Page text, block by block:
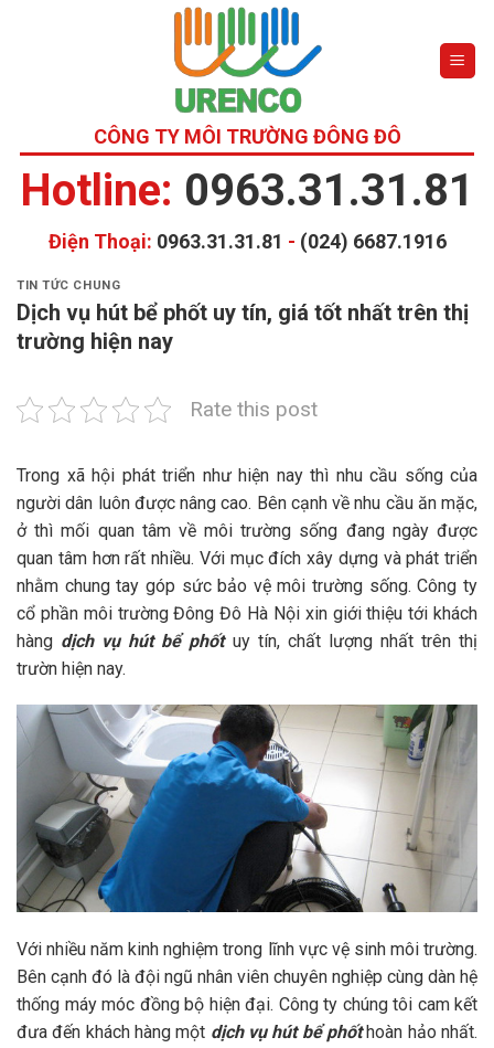
CÔNG TY MÔI TRƯỜNG ĐÔNG ĐÔ
Hotline: 0963.31.31.81
Điện Thoại: 0963.31.31.81 - (024) 6687.1916
TIN TỨC CHUNG
Dịch vụ hút bể phốt uy tín, giá tốt nhất trên thị
trường hiện nay
Rate this post
Trong xã hội phát triển như hiện nay thì nhu cầu sống của
người dân luôn được nâng cao. Bên cạnh về nhu cầu ăn mặc,
ở thì mối quan tâm về môi trường sống đang ngày được
quan tâm hơn rất nhiều. Với mục đích xây dựng và phát triển
nhằm chung tay góp sức bảo vệ môi trường sống. Công ty
cổ phần môi trường Đông Đô Hà Nội xin giới thiệu tới khách
hàng dịch vụ hút bể phốtuy tín, chất lượng nhất trên thị
trườn hiện nay.
Với nhiều năm kinh nghiệm trong lĩnh vực vệ sinh môi trường.
Bên cạnh đó là đội ngũ nhân viên chuyên nghiệp cùng dàn hệ
thống máy móc đồng bộ hiện đại. Công ty chúng tôi cam kết
đưa đến khách hàng một dịch vụ hút bể phốthoàn hảo nhất.